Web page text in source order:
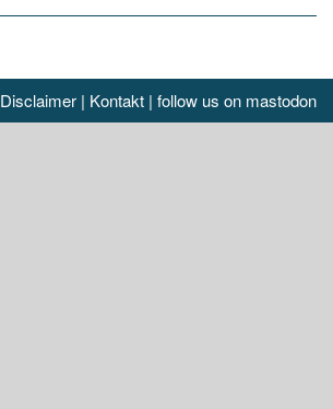
Disclaimer | Kontakt | follow us on mastodon